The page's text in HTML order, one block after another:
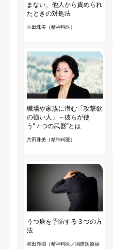
まない、他人から責められ
たときの対処法
片田珠美（精神科医）
職場や家族に潜む「攻撃欲
の強い人」～彼らが使
う“７つの武器”とは
片田珠美（精神科医）
うつ病を予防する３つの方
法
和田秀樹（精神科医／国際医療福